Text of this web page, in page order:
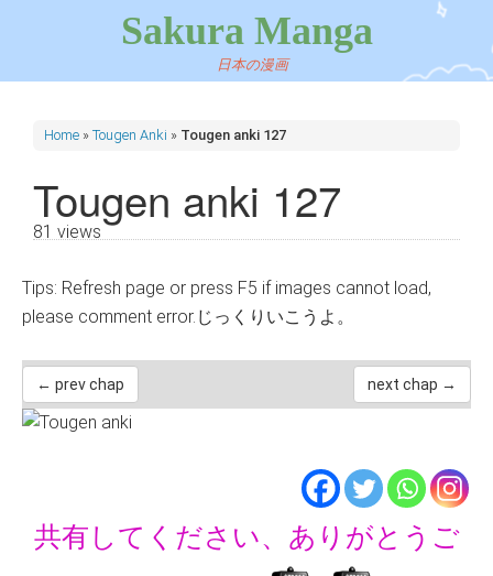
Sakura Manga
日本の漫画
Home » Tougen Anki » Tougen anki 127
Tougen anki 127
81 views
Tips: Refresh page or press F5 if images cannot load,
please comment error.じっくりいこうよ。
← prev chap next chap →
共有してください、ありがとうご